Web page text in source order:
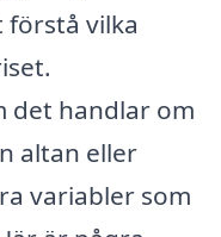
vilka
det handlar om
altan eller
variabler som